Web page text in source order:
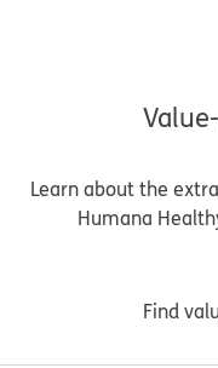
Learn about the
Humana
Find